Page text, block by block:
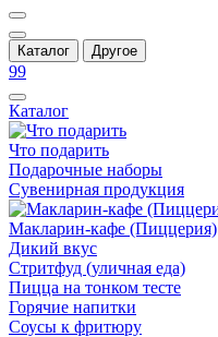
Каталог Другое
99
Каталог
Что подарить
Подарочные наборы
Сувенирная продукция
Макларин-кафе (Пиццерия)
Дикий вкус
Стритфуд (уличная еда)
Пицца на тонком тесте
Горячие напитки
Соусы к фритюру